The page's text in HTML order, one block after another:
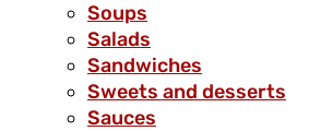
Soups
Salads
Sandwiches
Sweets and desserts
Sauces